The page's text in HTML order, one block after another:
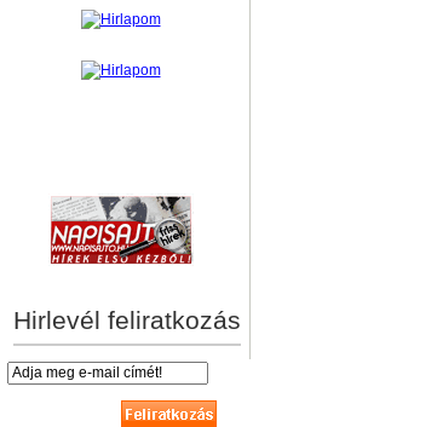
Hirlevél feliratkozás